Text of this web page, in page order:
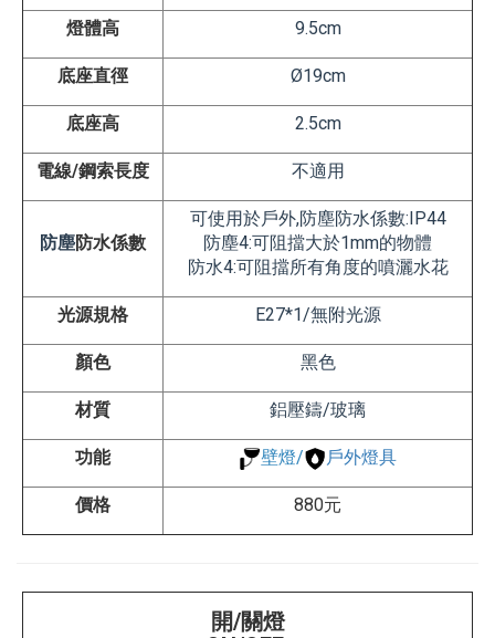
燈體高 9.5cm
底座直徑 Ø19cm
底座高 2.5cm
電線/鋼索長度 不適用
防塵防水係數
可使用於戶外,防塵防水係數:IP44
防塵4:可阻擋大於1mm的物體
防水4:可阻擋所有角度的噴灑水花
光源規格 E27*1/無附光源
顏色 黑色
材質 鋁壓鑄/玻璃
功能 壁燈/ 戶外燈具
價格 880元
開/關燈